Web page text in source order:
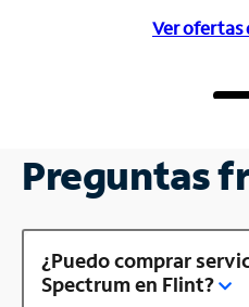
Ver ofertas
Preguntas
¿Puedo comprar
Spectrum en Flint?